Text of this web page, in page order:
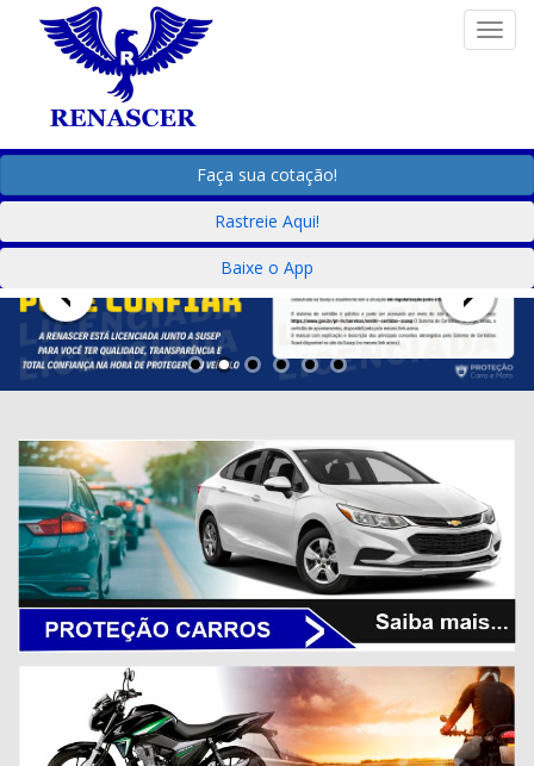
Faça sua cotação!
Rastreie Aqui!
Baixe o App